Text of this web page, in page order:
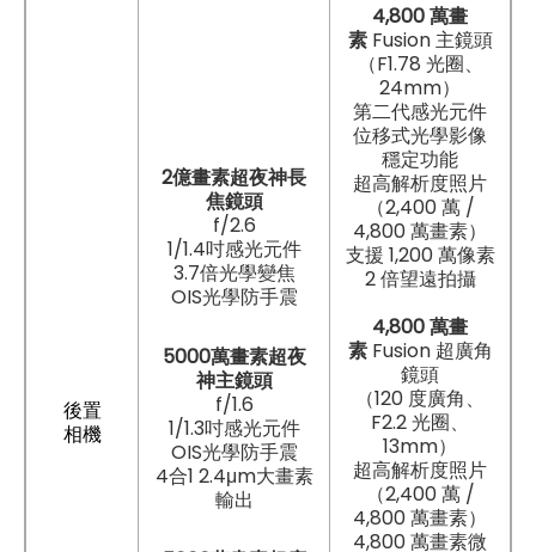
後置
相機
2億畫素超夜神長
焦鏡頭
f/2.6
1/1.4吋感光元件
3.7倍光學變焦
OIS光學防手震
5000萬畫素超夜
神主鏡頭
f/1.6
1/1.3吋感光元件
OIS光學防手震
4合1 2.4μm大畫素
輸出
4,800 萬畫
素Fusion 主鏡頭
（F1.78 光圈、
24mm）
第二代感光元件
位移式光學影像
穩定功能
超高解析度照片
（2,400 萬 /
4,800 萬畫素）
支援 1,200 萬像素
2 倍望遠拍攝
4,800 萬畫
素 Fusion 超廣角
鏡頭
（120 度廣角、
F2.2 光圈、
13mm）
超高解析度照片
（2,400 萬 /
4,800 萬畫素）
4,800 萬畫素微